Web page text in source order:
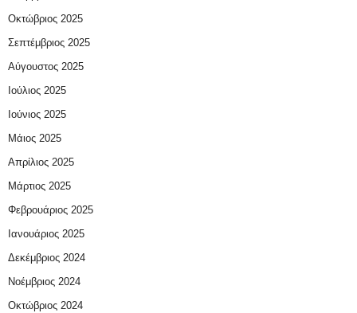
Οκτώβριος 2025
Σεπτέμβριος 2025
Αύγουστος 2025
Ιούλιος 2025
Ιούνιος 2025
Μάιος 2025
Απρίλιος 2025
Μάρτιος 2025
Φεβρουάριος 2025
Ιανουάριος 2025
Δεκέμβριος 2024
Νοέμβριος 2024
Οκτώβριος 2024